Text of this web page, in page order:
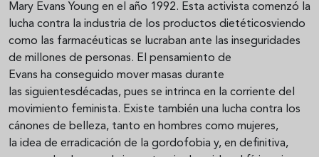
Mary Evans Young en el año 1992. Esta activista comenzó la
lucha contra la industria de los productos dietéticosviendo
como las farmacéuticas se lucraban ante las inseguridades
de millones de personas. El pensamiento de
Evans ha conseguido mover masas durante
las siguientesdécadas, pues se intrinca en la corriente del
movimiento feminista. Existe también una lucha contra los
cánones de belleza, tanto en hombres como mujeres,
la idea de erradicación de la gordofobia y, en definitiva,